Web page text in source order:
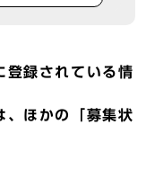
登録されている情
、ほかの「募集状